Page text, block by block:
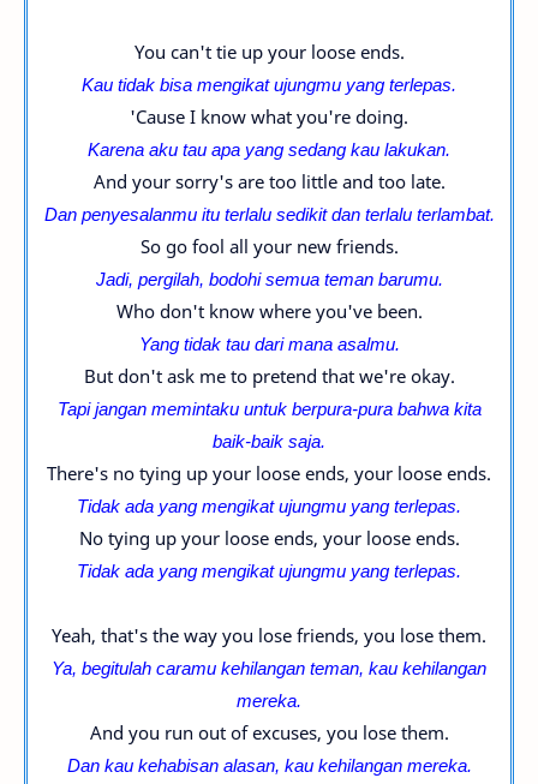
You can't tie up your loose ends.
Kau tidak bisa mengikat ujungmu yang terlepas.
'Cause I know what you're doing.
Karena aku tau apa yang sedang kau lakukan.
And your sorry's are too little and too late.
Dan penyesalanmu itu terlalu sedikit dan terlalu terlambat.
So go fool all your new friends.
Jadi, pergilah, bodohi semua teman barumu.
Who don't know where you've been.
Yang tidak tau dari mana asalmu.
But don't ask me to pretend that we're okay.
Tapi jangan memintaku untuk berpura-pura bahwa kita
baik-baik saja.
There's no tying up your loose ends, your loose ends.
Tidak ada yang mengikat ujungmu yang terlepas.
No tying up your loose ends, your loose ends.
Tidak ada yang mengikat ujungmu yang terlepas.
Yeah, that's the way you lose friends, you lose them.
Ya, begitulah caramu kehilangan teman, kau kehilangan
mereka.
And you run out of excuses, you lose them.
Dan kau kehabisan alasan, kau kehilangan mereka.